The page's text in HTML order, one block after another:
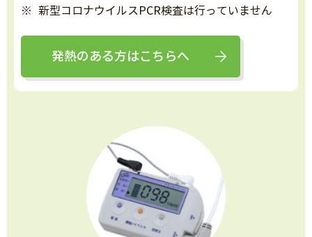
※ 新型コロナウイルスPCR検査は行っていません
発熱のある方はこちらへ